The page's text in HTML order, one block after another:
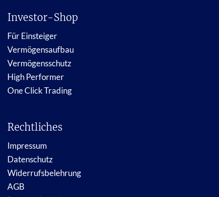
Investor-Shop
Für Einsteiger
Vermögensaufbau
Vermögensschutz
High Performer
One Click Trading
Rechtliches
Impressum
Datenschutz
Widerrufsbelehrung
AGB